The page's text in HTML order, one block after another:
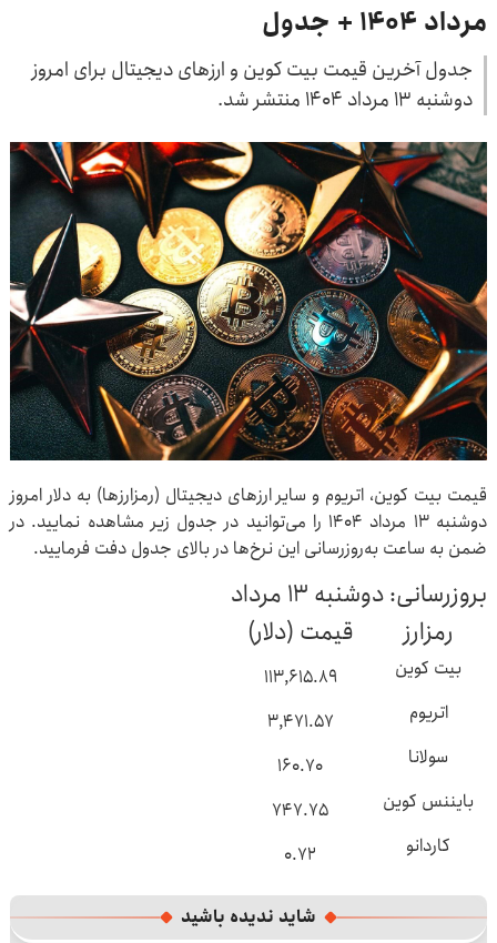
مرداد ۱۴۰۴ + جدول
جدول آخرین قیمت بیت کوین و ارزهای دیجیتال برای امروز
دوشنبه ۱۳ مرداد ۱۴۰۴ منتشر شد.
قیمت بیت کوین، اتریوم و سایر ارزهای دیجیتال (رمزارزها) به دلار امروز
دوشنبه ۱۳ مرداد ۱۴۰۴ را می‌توانید در جدول زیر مشاهده نمایید. در
ضمن به ساعت به‌روزرسانی این نرخ‌ها در بالای جدول دفت فرمایید.
بروزرسانی: دوشنبه ۱۳ مرداد
رمزارز
قیمت (دلار)
بیت کوین
۱۱۳,۶۱۵.۸۹
اتریوم
۳,۴۷۱.۵۷
سولانا
۱۶۰.۷۰
بایننس کوین
۷۴۷.۷۵
کاردانو
۰.۷۲
شاید ندیده باشید